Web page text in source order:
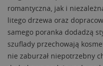
romantyczna, jak i
litego drzewa oraz
samego poranka dodadzą
szuflady przechowają
nie zaburzał niepotrzebny